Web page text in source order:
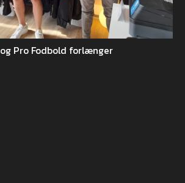
Pro Fodbold forlænger